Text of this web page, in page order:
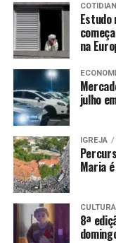
na
julho
IGREJA
Maria
CULTURA
8ª